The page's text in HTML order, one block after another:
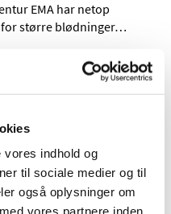
indhold og
til sociale medier og til
også oplysninger om
vores partnere inden
EMA har netop
større blødninger…
tilbagekaldes
urenheder i
aktive stof valsartan.
medicin